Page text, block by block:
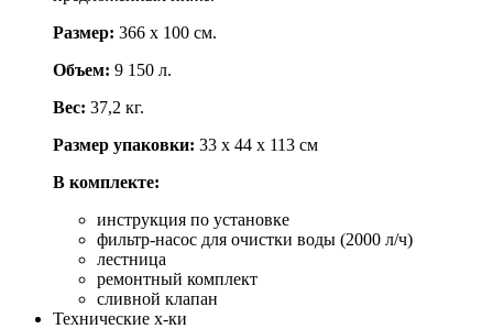
Размер: 366 х 100 см.
Объем: 9 150 л.
Вес: 37,2 кг.
Размер упаковки: 33 х 44 х 113 см
В комплекте:
инструкция по установке
фильтр-насос для очистки воды (2000 л/ч)
лестница
ремонтный комплект
сливной клапан
Технические х-ки